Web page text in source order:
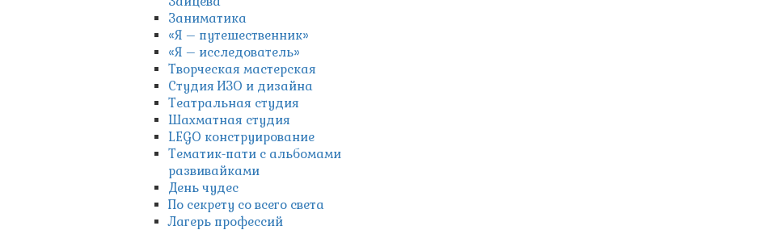
Заниматика
«Я – путешественник»
«Я – исследователь»
Творческая мастерская
Студия ИЗО и дизайна
Театральная студия
Шахматная студия
LEGO конструирование
Тематик-пати с альбомами
развивайками
День чудес
По секрету со всего света
Лагерь профессий